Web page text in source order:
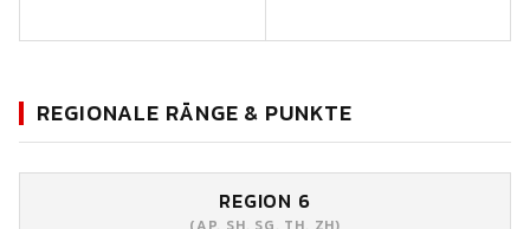
REGIONALE RÄNGE & PUNKTE
REGION 6